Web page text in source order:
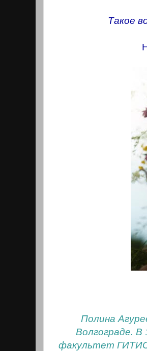
Такое
Полина
Волгограде. В
факультет